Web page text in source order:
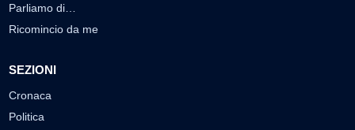
Parliamo di…
Ricomincio da me
SEZIONI
Cronaca
Politica